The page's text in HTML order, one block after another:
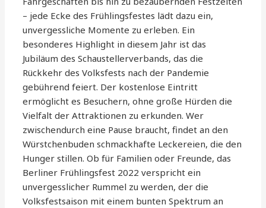
– jede Ecke des Frühlingsfestes lädt dazu ein,
unvergessliche Momente zu erleben. Ein
besonderes Highlight in diesem Jahr ist das
Jubiläum des Schaustellerverbands, das die
Rückkehr des Volksfests nach der Pandemie
gebührend feiert. Der kostenlose Eintritt
ermöglicht es Besuchern, ohne große Hürden die
Vielfalt der Attraktionen zu erkunden. Wer
zwischendurch eine Pause braucht, findet an den
Würstchenbuden schmackhafte Leckereien, die den
Hunger stillen. Ob für Familien oder Freunde, das
Berliner Frühlingsfest 2022 verspricht ein
unvergesslicher Rummel zu werden, der die
Volksfestsaison mit einem bunten Spektrum an